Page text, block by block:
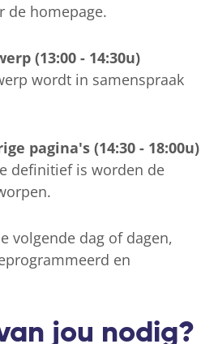
de homepage.
(13:00 - 14:30u)
wordt in samenspraak
pagina's (14:30 - 18:00u)
definitief is worden de
volgende dag of dagen,
en
jou nodig?